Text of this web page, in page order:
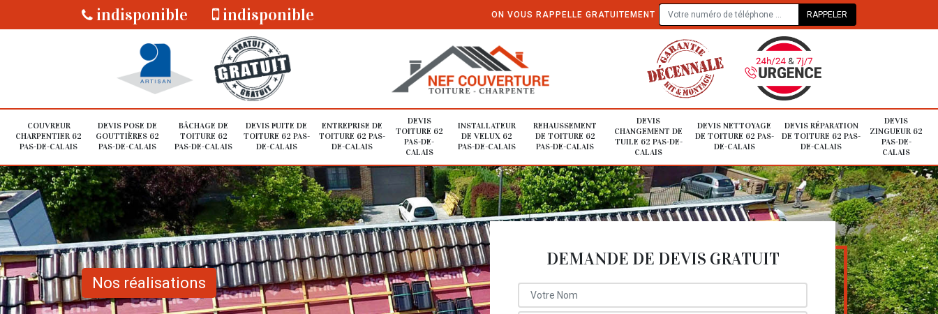
indisponible indisponible ON VOUS RAPPELLE GRATUITEMENT
COUVREUR
CHARPENTIER 62
PAS-DE-CALAIS
DEVIS POSE DE
GOUTTIÈRES 62
PAS-DE-CALAIS
BÂCHAGE DE
TOITURE 62
PAS-DE-CALAIS
DEVIS FUITE DE
TOITURE 62 PAS-
DE-CALAIS
ENTREPRISE DE
TOITURE 62 PAS-
DE-CALAIS
DEVIS
TOITURE 62
PAS-DE-
CALAIS
INSTALLATEUR
DE VELUX 62
PAS-DE-CALAIS
REHAUSSEMENT
DE TOITURE 62
PAS-DE-CALAIS
DEVIS
CHANGEMENT DE
TUILE 62 PAS-DE-
CALAIS
DEVIS NETTOYAGE
DE TOITURE 62 PAS-
DE-CALAIS
DEVIS RÉPARATION
DE TOITURE 62 PAS-
DE-CALAIS
DEVIS
ZINGUEUR 62
PAS-DE-
CALAIS
Nos réalisations
DEMANDE DE DEVIS GRATUIT